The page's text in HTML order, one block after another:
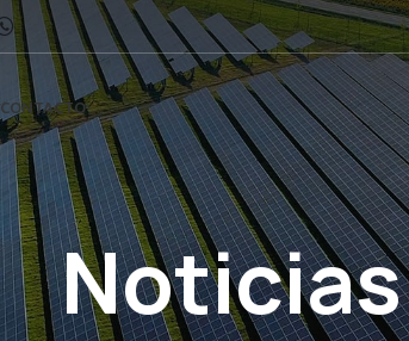
CONTACTO
Noticias